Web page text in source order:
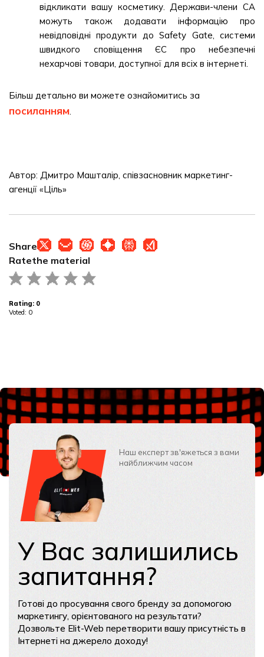
відкликати вашу косметику. Держави-члени CA
можуть також додавати інформацію про
невідповідні продукти до Safety Gate, системи
швидкого сповіщення ЄС про небезпечні
нехарчові товари, доступної для всіх в інтернеті.
Більш детально ви можете ознайомитись за
посиланням.
Автор: Дмитро Машталір, співзасновник маркетинг-
агенції «Ціль»
Share
Ratethe material
Rating: 0
Voted: 0
Наш експерт зв'яжеться з вами
найближчим часом
У Вас залишились
запитання?
Готові до просування свого бренду за допомогою
маркетингу, орієнтованого на результати?
Дозвольте Elit-Web перетворити вашу присутність в
Інтернеті на джерело доходу!